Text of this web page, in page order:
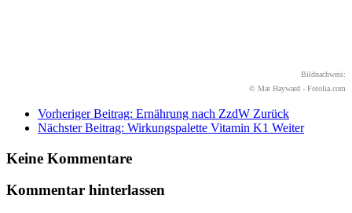
Bildnachweis:
© Mat Hayward - Fotolia.com
Vorheriger Beitrag: Ernährung nach ZzdW Zurück
Nächster Beitrag: Wirkungspalette Vitamin K1 Weiter
Keine Kommentare
Kommentar hinterlassen